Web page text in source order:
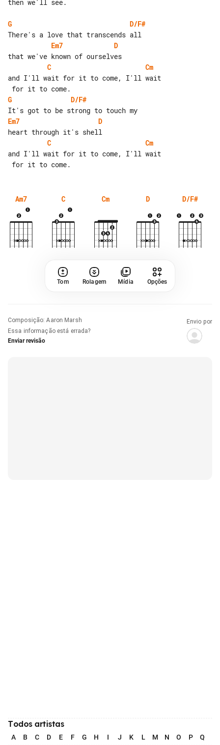
then we'll see.
G
D/F#
Em7
D
C
Cm
and I'll wait for it to come, I'll wait
G
D/F#
Em7
D
C
Cm
and I'll wait for it to come, I'll wait
Am7 C Cm D D/F#
Tom Rolagem Mídia Opções
Composição:Aaron Marsh
Essa informação está errada?
Enviar revisão
Envio por
Todos artistas
A B C D E F G H I J K L M N O P Q